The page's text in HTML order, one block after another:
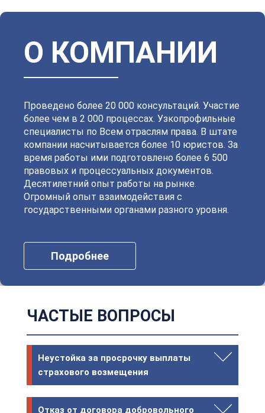
Московский
Невский Октябрьский
Петроградский
Петродворцовый
Приморский Пушкинский
Сестрорецкий
Смольнинский
О КОМПАНИИ
Проведено более 20 000 консультаций. Участие
более чем в 2 000 процессах. Узкопрофильные
специалисты по Всем отраслям права. В штате
компании насчитывается более 10 юристов. За
время работы ими подготовлено более 6 500
правовых и процессуальных документов.
Десятилетний опыт работы на рынке.
Огромный опыт взаимодействия с
государственными органами разного уровня.
Подробнее
ЧАСТЫЕ ВОПРОСЫ
Неустойка за просрочку выплаты
страхового возмещения
Отказ от договора добровольного